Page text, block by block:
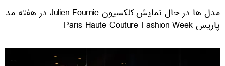
مدل ها در حال نمایش کلکسیون Julien Fournie در هفته مد
پاریس Paris Haute Couture Fashion Week